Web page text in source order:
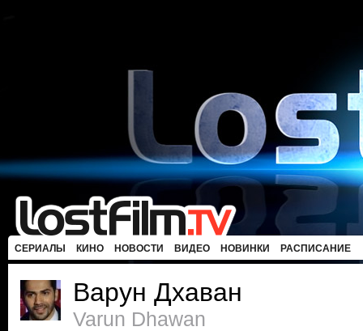
СЕРИАЛЫ КИНО НОВОСТИ ВИДЕО НОВИНКИ РАСПИСАНИЕ
Варун Дхаван
Varun Dhawan